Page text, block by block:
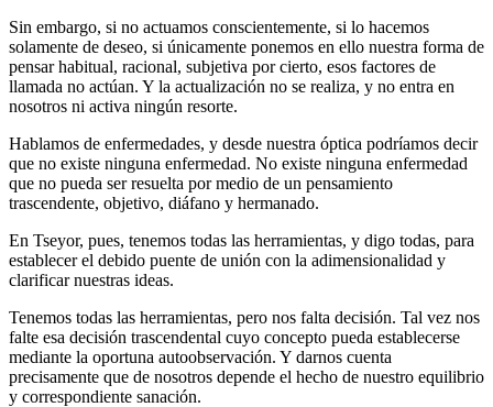
Sin embargo, si no actuamos conscientemente, si lo hacemos
solamente de deseo, si únicamente ponemos en ello nuestra forma de
pensar habitual, racional, subjetiva por cierto, esos factores de
llamada no actúan. Y la actualización no se realiza, y no entra en
nosotros ni activa ningún resorte.
Hablamos de enfermedades, y desde nuestra óptica podríamos decir
que no existe ninguna enfermedad. No existe ninguna enfermedad
que no pueda ser resuelta por medio de un pensamiento
trascendente, objetivo, diáfano y hermanado.
En Tseyor, pues, tenemos todas las herramientas, y digo todas, para
establecer el debido puente de unión con la adimensionalidad y
clarificar nuestras ideas.
Tenemos todas las herramientas, pero nos falta decisión. Tal vez nos
falte esa decisión trascendental cuyo concepto pueda establecerse
mediante la oportuna autoobservación. Y darnos cuenta
precisamente que de nosotros depende el hecho de nuestro equilibrio
y correspondiente sanación.